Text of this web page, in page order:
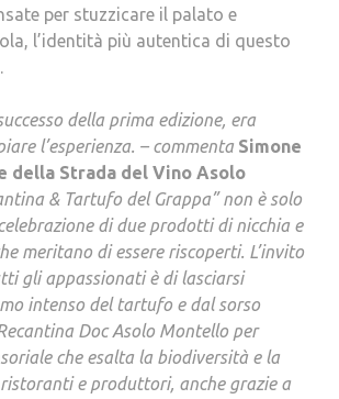
per stuzzicare il palato e
l’identità più autentica di questo
della prima edizione, era
l’esperienza. – commenta Simone
della Strada del Vino Asolo
& Tartufo del Grappa” non è solo
di due prodotti di nicchia e
meritano di essere riscoperti. L’invito
gli appassionati è di lasciarsi
intenso del tartufo e dal sorso
Doc Asolo Montello per
che esalta la biodiversità e la
e produttori, anche grazie a